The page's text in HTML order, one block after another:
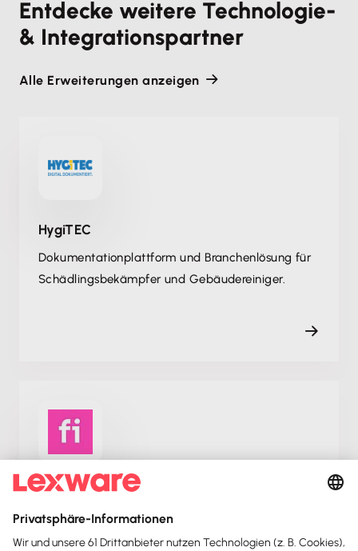
Entdecke weitere Technologie-
& Integrationspartner
Alle Erweiterungen anzeigen
HygiTEC
Dokumentation­plattform und Branchenlösung für
Schädlingsbekämpfer und Gebäudereiniger.
Finom
Finom ist eine intelligente Finanzplattform, die für
Existenzgründer, Freiberufler und Unternehmern